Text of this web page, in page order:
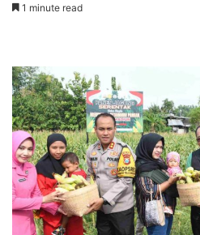
1 minute read